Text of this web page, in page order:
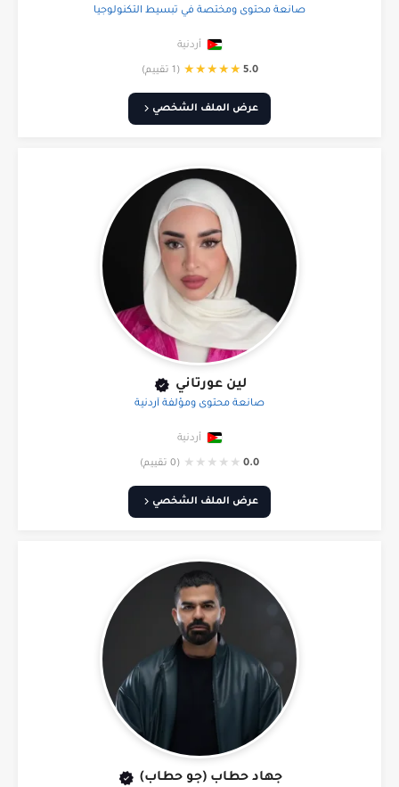
صانعة محتوى ومختصة في تبسيط التكنولوجيا
أردنية
5.0
★
★
★
★
★ (1 تقييم)
عرض الملف الشخصي
لين عورتاني
صانعة محتوى ومؤلفة أردنية
أردنية
0.0
★
★
★
★
★ (0 تقييم)
عرض الملف الشخصي
جهاد حطاب (جو حطاب)